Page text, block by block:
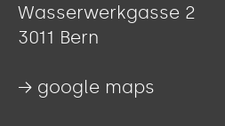
Wasserwerkgasse 2
3011 Bern
→ google maps